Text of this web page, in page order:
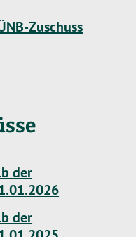
Zuschuss
der
der